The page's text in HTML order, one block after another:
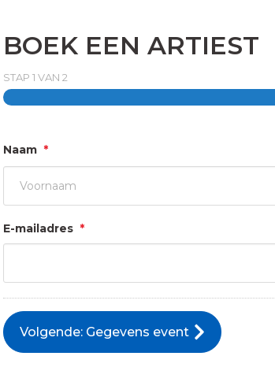
BOEK EEN ARTIEST
STAP1 VAN2
Naam *
E-mailadres *